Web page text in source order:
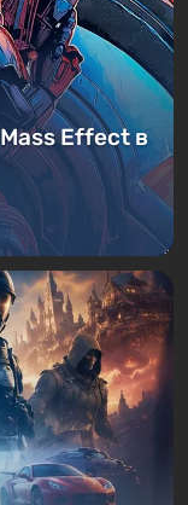
Effect в